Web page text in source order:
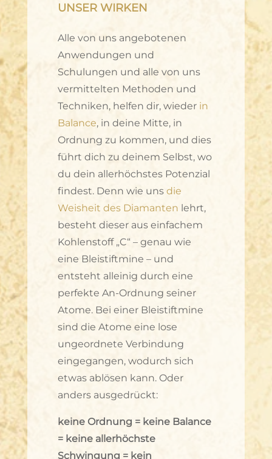
UNSER WIRKEN
Alle von uns angebotenen
Anwendungen und
Schulungen und alle von uns
vermittelten Methoden und
Techniken, helfen dir, wieder in
Balance, in deine Mitte, in
Ordnung zu kommen, und dies
führt dich zu deinem Selbst, wo
du dein allerhöchstes Potenzial
findest. Denn wie uns die
Weisheit des Diamanten lehrt,
besteht dieser aus einfachem
Kohlenstoff „C“ – genau wie
eine Bleistiftmine – und
entsteht alleinig durch eine
perfekte An-Ordnung seiner
Atome. Bei einer Bleistiftmine
sind die Atome eine lose
ungeordnete Verbindung
eingegangen, wodurch sich
etwas ablösen kann. Oder
anders ausgedrückt:
keine Ordnung = keine Balance
= keine allerhöchste
Schwingung = kein